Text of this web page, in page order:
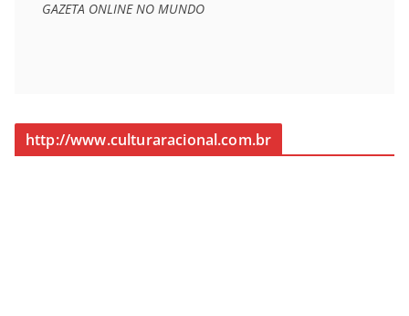
GAZETA ONLINE NO MUNDO
http://www.culturaracional.com.br